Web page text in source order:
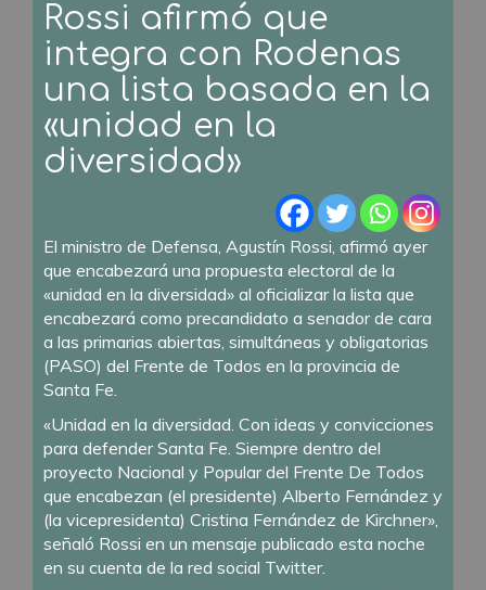
Rossi afirmó que
integra con Rodenas
una lista basada en la
«unidad en la
diversidad»
El ministro de Defensa, Agustín Rossi, afirmó ayer
que encabezará una propuesta electoral de la
«unidad en la diversidad» al oficializar la lista que
encabezará como precandidato a senador de cara
a las primarias abiertas, simultáneas y obligatorias
(PASO) del Frente de Todos en la provincia de
Santa Fe.
«Unidad en la diversidad. Con ideas y convicciones
para defender Santa Fe. Siempre dentro del
proyecto Nacional y Popular del Frente De Todos
que encabezan (el presidente) Alberto Fernández y
(la vicepresidenta) Cristina Fernández de Kirchner»,
señaló Rossi en un mensaje publicado esta noche
en su cuenta de la red social Twitter.